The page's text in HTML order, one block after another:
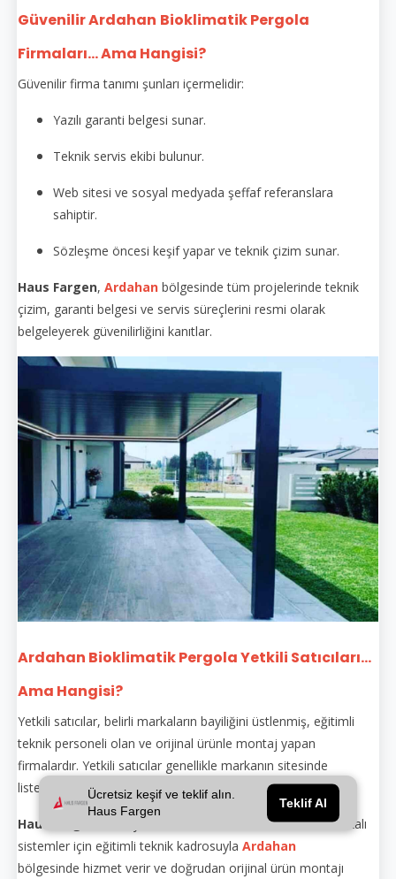
Ücretsiz keşif ve teklif alın.
Haus Fargen
Teklif Al
Güvenilir Ardahan Bioklimatik Pergola
Firmaları... Ama Hangisi?
Güvenilir firma tanımı şunları içermelidir:
Yazılı garanti belgesi sunar.
Teknik servis ekibi bulunur.
Web sitesi ve sosyal medyada şeffaf referanslara
sahiptir.
Sözleşme öncesi keşif yapar ve teknik çizim sunar.
Haus Fargen, Ardahan bölgesinde tüm projelerinde teknik
çizim, garanti belgesi ve servis süreçlerini resmi olarak
belgeleyerek güvenilirliğini kanıtlar.
Ardahan Bioklimatik Pergola Yetkili Satıcıları...
Ama Hangisi?
Yetkili satıcılar, belirli markaların bayiliğini üstlenmiş, eğitimli
teknik personeli olan ve orijinal ürünle montaj yapan
firmalardır. Yetkili satıcılar genellikle markanın sitesinde
listelenir.
Haus Fargen
, hem yetkili satıcı hem de üretici olarak markalı
sistemler için eğitimli teknik kadrosuyla Ardahan
bölgesinde hizmet verir ve doğrudan orijinal ürün montajı